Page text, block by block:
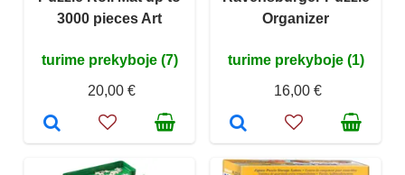
3000 pieces Art
turime prekyboje (7)
20,00 €
Organizer
turime prekyboje (1)
16,00 €